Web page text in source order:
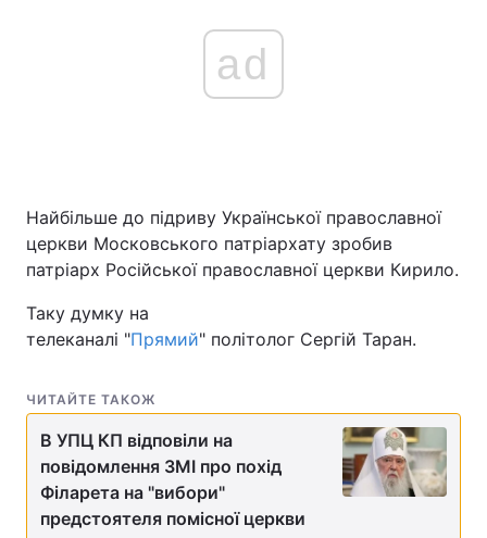
Головна Війна
Економіка Світ
Спорт
Техно і зв'язок
Зброя
ad
Найбільше до підриву Української православної
церкви Московського патріархату зробив
патріарх Російської православної церкви Кирило.
Таку думку на
телеканалі "Прямий" політолог Сергій Таран.
ЧИТАЙТЕ ТАКОЖ
В УПЦ КП відповіли на
повідомлення ЗМІ про похід
Філарета на "вибори"
предстоятеля помісної церкви